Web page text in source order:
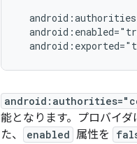
能となります。プロバイ
た、
enabled 属性を